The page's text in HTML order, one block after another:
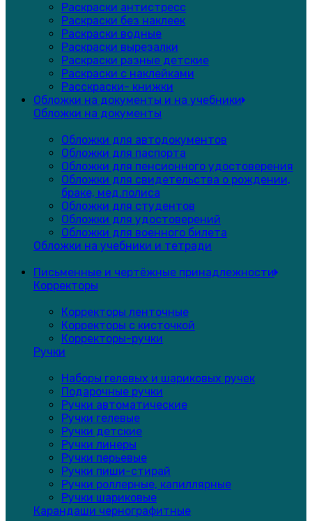
Раскраски антистресс
Раскраски без наклеек
Раскраски водные
Раскраски вырезалки
Раскраски разные детские
Раскраски с наклейками
Расскраски- книжки
Обложки на документы и на учебники
Обложки на документы
Обложки для автодокументов
Обложки для паспорта
Обложки для пенсионного удостоверения
Обложки для свидетельства о рождении,
браке, мед.полиса
Обложки для студентов
Обложки для удостоверений
Обложки для военного билета
Обложки на учебники и тетради
Письменные и чертёжные принадлежности
Корректоры
Корректоры ленточные
Корректоры с кисточкой
Корректоры-ручки
Ручки
Наборы гелевых и шариковых ручек
Подарочные ручки
Ручки автоматические
Ручки гелевые
Ручки детские
Ручки линеры
Ручки перьевые
Ручки пиши-стирай
Ручки роллерные, капиллярные
Ручки шариковые
Карандаши чернографитные